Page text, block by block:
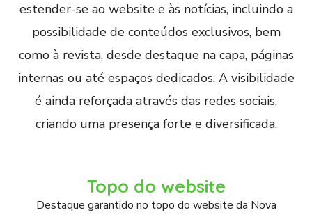
estender-se ao website e às notícias, incluindo a
possibilidade de conteúdos exclusivos, bem
como à revista, desde destaque na capa, páginas
internas ou até espaços dedicados. A visibilidade
é ainda reforçada através das redes sociais,
criando uma presença forte e diversificada.
Topo do website
Destaque garantido no topo do website da Nova